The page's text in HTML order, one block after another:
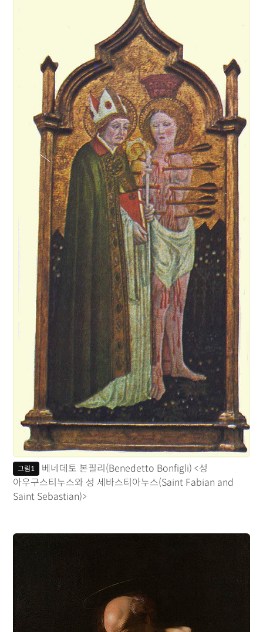
그림1
베네데토 본필리(Benedetto Bonfigli) <성
아우구스티누스와 성 세바스티아누스(Saint Fabian and
Saint Sebastian)>